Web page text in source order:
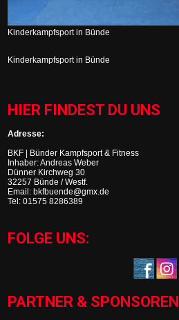
Kinderkampfsport in Bünde
Kinderkampfsport in Bünde
HIER FINDEST DU UNS
Adresse:
BKF | Bünder Kampfsport & Fitness
Inhaber: Andreas Weber
Dünner Kirchweg 30
32257 Bünde / Westf.
Email: bkfbuende@gmx.de
Tel: 01575 8286389
FOLGE UNS:
PARTNER & SPONSOREN